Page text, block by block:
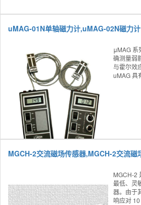
uMAG-01N单轴磁力计,uMAG-02N磁力计
μMAG 系
确测量弱
与霍尔效
uMAG 具
MGCH-2交流磁场传感器,MGCH-2交流磁
MGCH-2
最低、灵
器。由于
响应对